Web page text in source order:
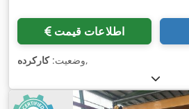
اطلاعات قیمت
وضعیت:کارکرده ,